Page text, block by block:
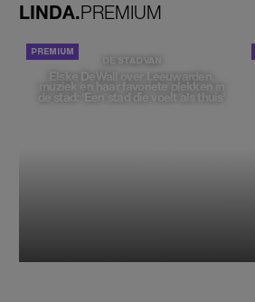
LINDA.PREMIUM
DE STAD VAN
Elske DeWall over Leeuwarden,
muziek en haar favoriete plekken in
de stad: 'Een stad die voelt als thuis'